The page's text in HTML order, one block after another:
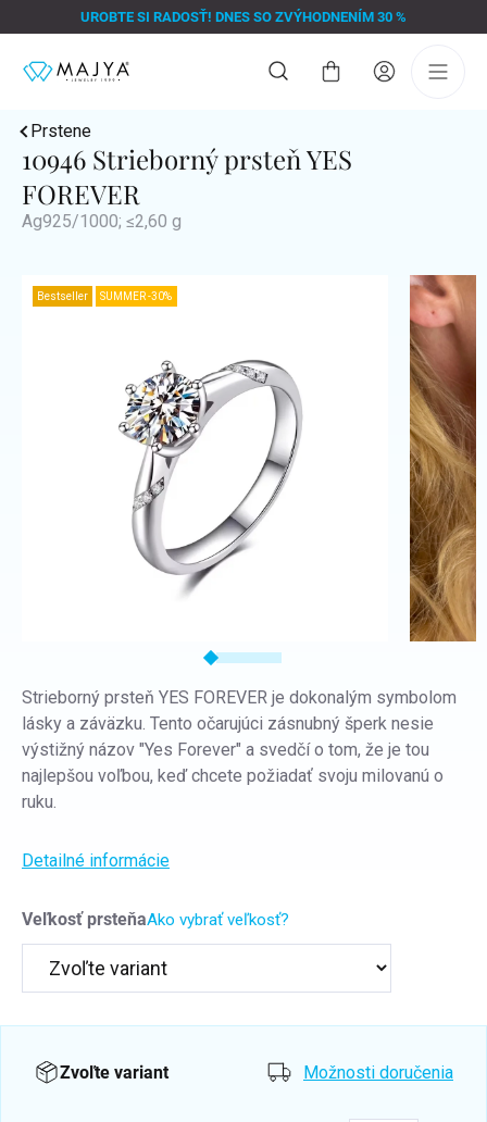
na
UROBTE SI RADOSŤ! DNES SO ZVÝHODNENÍM 30 %
Nákupný
Prstene
10946 Strieborný prsteň YES
FOREVER
Ag925/1000; ≤2,60 g
Bestseller SUMMER -30%
Veľkosť prsteňaAko vybrať veľkosť?
Strieborný prsteň YES FOREVER je dokonalým symbolom
lásky a záväzku. Tento očarujúci zásnubný šperk nesie
výstižný názov "Yes Forever" a svedčí o tom, že je tou
najlepšou voľbou, keď chcete požiadať svoju milovanú o
ruku.
Detailné informácie
Zvoľte variant Možnosti doručenia